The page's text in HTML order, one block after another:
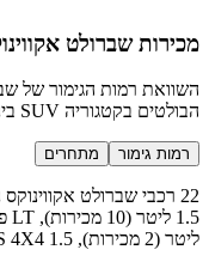
מכירות שברולט אקווינוקס 2024 והשוואה
הבולטים בקטגוריה SUV בינוני
רמות גימור מתחרים
ליטר (2 מכירות), RS 4X4 1.5 ליטר (2 מכירות).